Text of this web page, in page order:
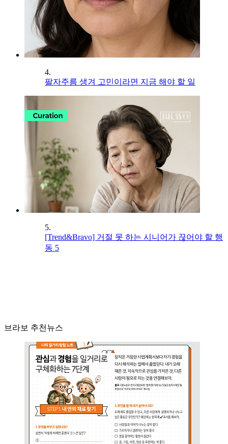
4.
팔자주름 생겨 고민이라면 지금 해야 할 일
5.
[Trend&Bravo] 거절 못 하는 시니어가 끊어야 할 행
동 5
브라보 추천뉴스